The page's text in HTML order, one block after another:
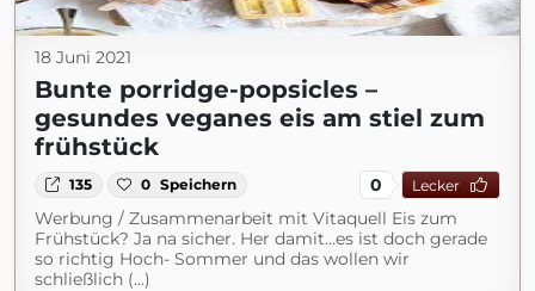
18 Juni 2021
Bunte porridge-popsicles –
gesundes veganes eis am stiel zum
frühstück
135 0 Speichern 0 Lecker
Werbung / Zusammenarbeit mit Vitaquell Eis zum
Frühstück? Ja na sicher. Her damit…es ist doch gerade
so richtig Hoch- Sommer und das wollen wir
schließlich (...)